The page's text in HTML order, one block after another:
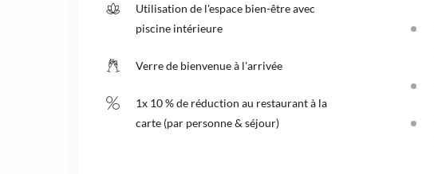
Utilisation de l'espace bien-être avec
piscine intérieure
Verre de bienvenue à l'arrivée
1x 10 % de réduction au restaurant à la
carte (par personne & séjour)